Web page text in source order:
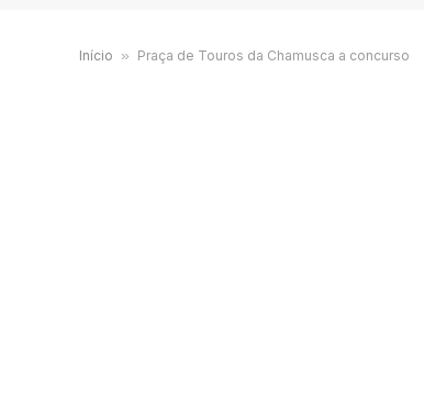
Início » Praça de Touros da Chamusca a concurso